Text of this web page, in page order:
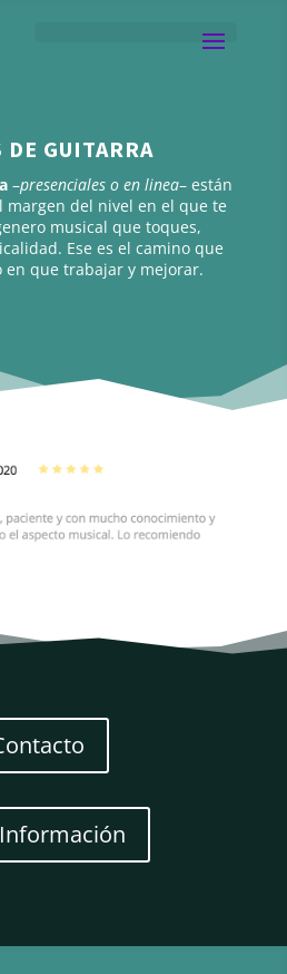
DE GUITARRA
–presenciales o en linea– están
margen del nivel en el que te
musical que toques,
Ese es el camino que
en que trabajar y mejorar.